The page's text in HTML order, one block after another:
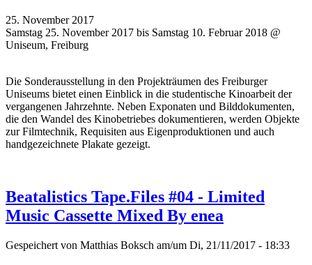
25. November 2017
Samstag 25. November 2017 bis Samstag 10. Februar 2018 @
Uniseum, Freiburg
Die Sonderausstellung in den Projekträumen des Freiburger
Uniseums bietet einen Einblick in die studentische Kinoarbeit der
vergangenen Jahrzehnte. Neben Exponaten und Bilddokumenten,
die den Wandel des Kinobetriebes dokumentieren, werden Objekte
zur Filmtechnik, Requisiten aus Eigenproduktionen und auch
handgezeichnete Plakate gezeigt.
Beatalistics Tape.Files #04 - Limited
Music Cassette Mixed By enea
Gespeichert von Matthias Boksch am/um Di, 21/11/2017 - 18:33